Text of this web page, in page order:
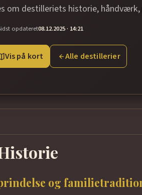
om destilleriets historie,
opdateret08.12.2025 · 14:21
Vis på kort Alle destillerier
og